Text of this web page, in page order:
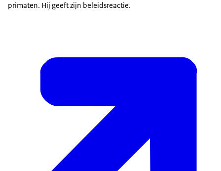
primaten. Hij geeft zijn beleidsreactie.